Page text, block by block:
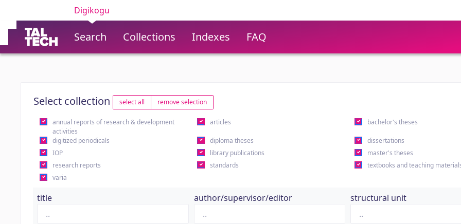
Digikogu
Search Collections Indexes FAQ
Select collection select all remove selection
annual reports of research & development
activities
articles bachelor's theses
digitized periodicals diploma theses
dissertations
IOP
library publications
master's theses
research reports
standards
textbooks and teaching
varia
title author/supervisor/editor structural unit